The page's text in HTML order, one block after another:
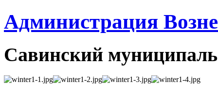
Администрация
Савинский